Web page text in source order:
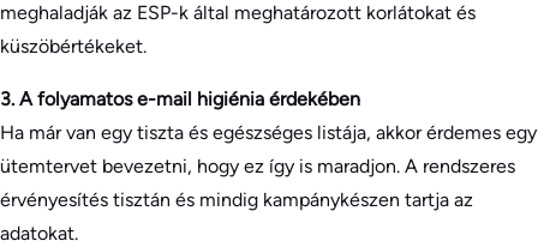
meghaladják az ESP-k által meghatározott korlátokat és
küszöbértékeket.
3. A folyamatos e-mail higiénia érdekében
Ha már van egy tiszta és egészséges listája, akkor érdemes egy
ütemtervet bevezetni, hogy ez így is maradjon. A rendszeres
érvényesítés tisztán és mindig kampánykészen tartja az
adatokat.